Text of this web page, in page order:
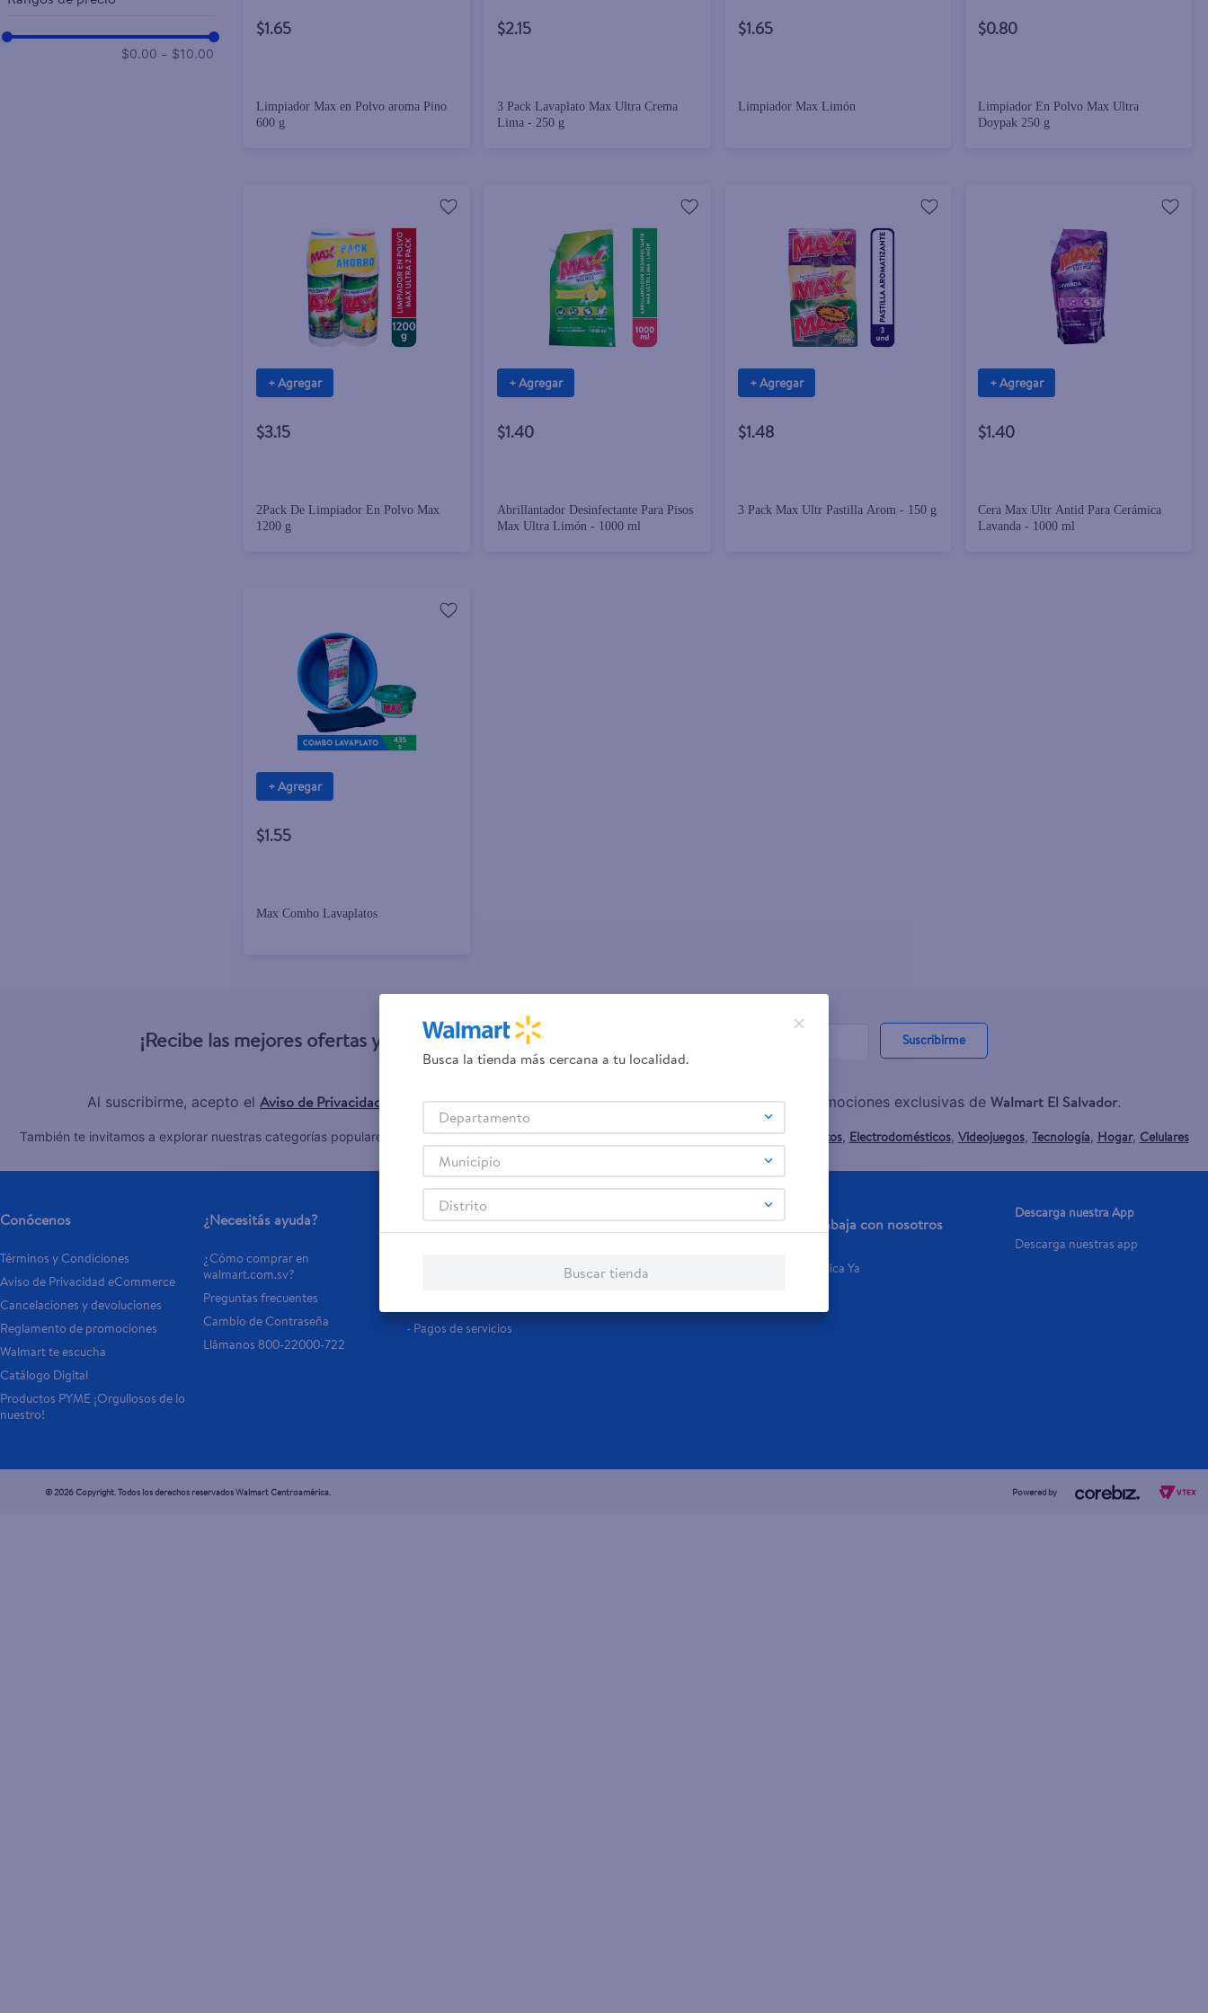
$0.00 – $10.00
$1.65
Limpiador Max en Polvo aroma Pino
600 g
$2.15
3 Pack Lavaplato Max Ultra Crema
Lima - 250 g
$1.65
Limpiador Max Limón
$0.80
Limpiador En Polvo Max Ultra
Doypak 250 g
+ Agregar
$3.15
2Pack De Limpiador En Polvo Max
1200 g
+ Agregar
$1.40
Abrillantador Desinfectante Para Pisos
Max Ultra Limón - 1000 ml
+ Agregar
$1.48
3 Pack Max Ultr Pastilla Arom - 150 g
+ Agregar
$1.40
Cera Max Ultr Antid Para Cerámica
Lavanda - 1000 ml
+ Agregar
$1.55
Max Combo Lavaplatos
¡Recibe las mejores ofertas y promociones! Suscribirme
Al suscribirme, acepto el Aviso de Privacidad y losTérminos y Condiciones, así como el envío de noticias y promociones exclusivas de Walmart El Salvador.
También te invitamos a explorar nuestras categorías populares: Celulares,Línea blanca,Laptops,Colchones,Pantallas,Antigripales,Suplementos, Electrodomésticos, Videojuegos, Tecnología, Hogar, Celulares
Samsung,Celulares iPhone,Celulares Xiaomi,Celulares Honor.
Conócenos
Términos y Condiciones
Aviso de Privacidad eCommerce
Cancelaciones y devoluciones
Reglamento de promociones
Walmart te escucha
Catálogo Digital
Productos PYME ¡Orgullosos de lo
nuestro!
¿Necesitás ayuda?
¿Cómo comprar en
walmart.com.sv?
Preguntas frecuentes
Cambio de Contraseña
Llámanos 800-22000-722
Servicios
- Pagos de servicios
Financiamiento
Tarjeta de Crédito
Trabaja con nosotros
Aplica Ya
Descarga nuestra App
Descarga nuestras app
© 2026 Copyright. Todos los derechos reservados Walmart Centroamérica. Powered by
Busca la tienda más cercana a tu localidad.
Departamento
Municipio
Distrito
Buscar tienda